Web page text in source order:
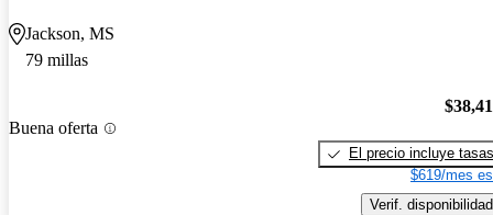
Jackson, MS
79 millas
Buena oferta
El precio incluye tasas
$619/mes
Verif. disponibilidad